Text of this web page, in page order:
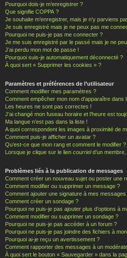
Pourquoi dois-je m’enregistrer ?
Que signifie COPPA ?
Je souhaite m’enregistrer, mais je n’y parviens
Je suis enregistré mais je ne peux pas me
Pourquoi ne puis-je pas me connecter ?
Je me suis enregistré par le passé mais je ne
J’ai perdu mon mot de passe !
Pourquoi suis-je automatiquement déconnecté ?
À quoi sert « Supprimer les cookies » ?
Paramètres et préférences de l’utilisateur
Comment modifier mes paramètres ?
Comment empêcher mon nom d’apparaître
Les heures ne sont pas correctes !
J’ai changé mon fuseau horaire et l’heure est
Ma langue n’est pas dans la liste !
A quoi correspondent les images à proximité de
Comment puis-je afficher un avatar ?
Qu’est-ce que mon rang et comment le modifier ?
Lorsque je clique sur le lien courrield’un
Problèmes liés à la publication de messages
Comment créer un nouveau sujet ou poster une
Comment modifier ou supprimer un message ?
Comment ajouter une signature à mes messages
Comment créer un sondage ?
Pourquoi ne puis-je pas ajouter plus d’options à
Comment modifier ou supprimer un sondage ?
Pourquoi ne puis-je pas accéder à un forum ?
Pourquoi ne puis-je pas joindre des fichiers à
Pourquoi ai-je reçu un avertissement ?
Comment rapporter des messages à un
À quoi sert le bouton « Sauvegarder » dans la